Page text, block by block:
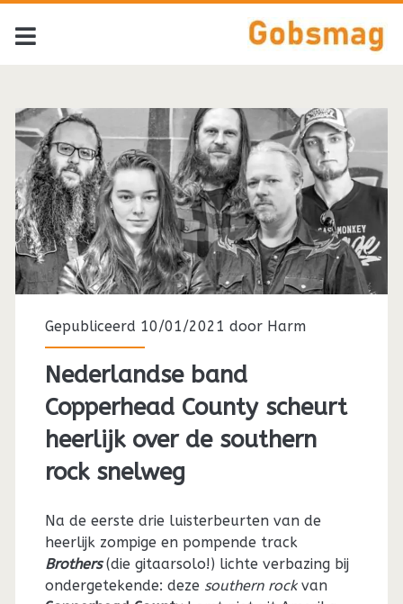
Tag:
<span>Lynyrd
Skynyrd</span>
Gepubliceerd 10/01/2021 door Harm
Nederlandse band
Copperhead County scheurt
heerlijk over de southern
rock snelweg
Na de eerste drie luisterbeurten van de
heerlijk zompige en pompende track
Brothers(die gitaarsolo!) lichte verbazing bij
ondergetekende: deze southern rockvan